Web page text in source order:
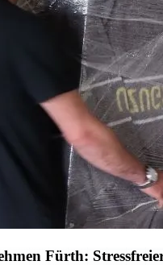
Fürth: